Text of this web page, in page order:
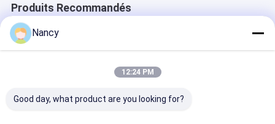
Produits Recommandés
Nancy
12:24 PM
Good day, what product are you looking for?